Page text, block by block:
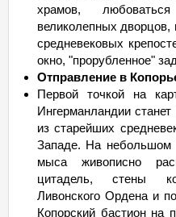
храмов,
великолепных дворцов,
средневековых
окно, "прорубленное"
Отправление в
Первой точкой на
Ингерманландии станет
из старейших
Западе. На небольшом
мыса живописно
цитадель, стены
Ливонского Ордена и
Копорский бастион на